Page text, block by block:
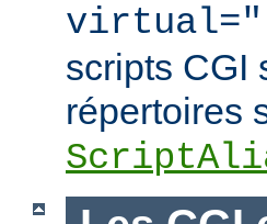
scripts CGI
répertoires